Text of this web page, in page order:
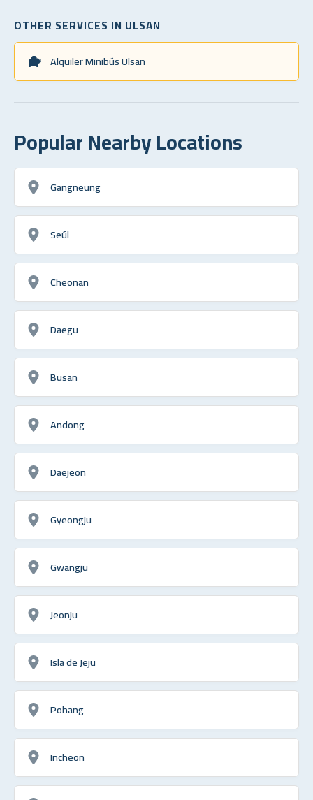
OTHER SERVICES IN ULSAN
Alquiler Minibús Ulsan
Popular Nearby Locations
Gangneung
Seúl
Cheonan
Daegu
Busan
Andong
Daejeon
Gyeongju
Gwangju
Jeonju
Isla de Jeju
Pohang
Incheon